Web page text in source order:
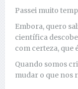
Passei muito
Embora, quero
científica
com certeza, que
Quando somos
mudar o que nos